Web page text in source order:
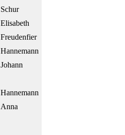
Schur
Elisabeth
Freudenfier
Hannemann
Johann
Hannemann
Anna